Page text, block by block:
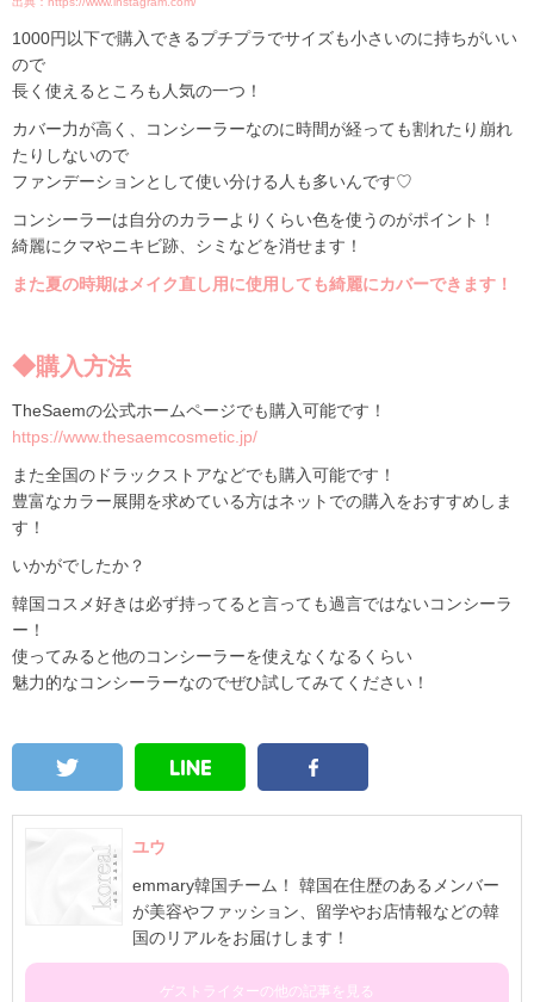
1000円以下で購入できるプチプラでサイズも小さいのに持ちがいい
ので
長く使えるところも人気の一つ！
カバー力が高く、コンシーラーなのに時間が経っても割れたり崩れ
たりしないので
ファンデーションとして使い分ける人も多いんです♡
コンシーラーは自分のカラーよりくらい色を使うのがポイント！
綺麗にクマやニキビ跡、シミなどを消せます！
また夏の時期はメイク直し用に使用しても綺麗にカバーできます！
◆購入方法
TheSaemの公式ホームページでも購入可能です！
https://www.thesaemcosmetic.jp/
また全国のドラックストアなどでも購入可能です！
豊富なカラー展開を求めている方はネットでの購入をおすすめしま
す！
いかがでしたか？
韓国コスメ好きは必ず持ってると言っても過言ではないコンシーラ
ー！
使ってみると他のコンシーラーを使えなくなるくらい
魅力的なコンシーラーなのでぜひ試してみてください！
ユウ
emmary韓国チーム！ 韓国在住歴のあるメンバー
が美容やファッション、留学やお店情報などの韓
国のリアルをお届けします！
ゲストライターの他の記事を見る